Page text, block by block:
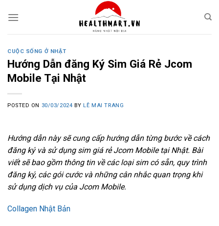
CUỘC SỐNG Ở NHẬT
Hướng Dẫn đăng Ký Sim Giá Rẻ Jcom
Mobile Tại Nhật
POSTED ON 30/03/2024 BY LÊ MAI TRANG
Hướng dẫn này sẽ cung cấp hướng dẫn từng bước về cách
đăng ký và sử dụng sim giá rẻ Jcom Mobile tại Nhật. Bài
viết sẽ bao gồm thông tin về các loại sim có sẵn, quy trình
đăng ký, các gói cước và những cân nhắc quan trọng khi
sử dụng dịch vụ của Jcom Mobile.
Collagen Nhật Bản